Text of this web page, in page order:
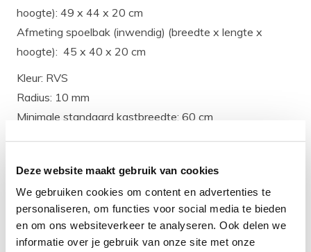
Deze website maakt gebruik van cookies
We gebruiken cookies om content en advertenties te
personaliseren, om functies voor social media te bieden
en om ons websiteverkeer te analyseren. Ook delen we
informatie over je gebruik van onze site met onze
hoogte): 49 x 44 x 20 cm
Afmeting spoelbak (inwendig) (breedte x lengte x
hoogte): 45 x 40 x 20 cm
Kleur: RVS
Radius: 10 mm
Minimale standaard kastbreedte: 60 cm
De Lanesto Destra 023 spoelbak wordt geleverd
geperst, waardoor deze een mooi geheel vormt met de
bodem. Naden met vuil zijn dus verleden tijd) en luxe
wandoverloop.